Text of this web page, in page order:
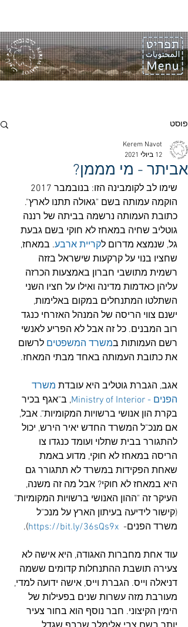
פוסט
אביתר - מי מממן?
Kerem Navot
12 ביולי 2021
הוקמה עמותה בשם "גאולה תתנו לארץ".
כתובת העמותה נרשמה בביתה של רננה
גוטליב שחיה במאחז לא חוקי בשם גבעת
גל, שנמצא מדרום לקריית ארבע. במאחז,
שחציו בנוי על קרקעות שישראל בזזה
רשמית מתושבי חברון באמצעות הכרזה
עליהן כאדמות מדינה ואילו על חציו השני
השתלטו המתנחלים במקום באלימות,
ישנם צווי הריסה של המנהל האזרחי כנגד
רוב המבנים. כל זה אבל לא הפריע לאנשי
רשם העמותות במשרד המשפטים לרשום
את כתובת העמותה באחד מבתי המאחז.
אגב, הגברת גוטליב היא עובדת משרד
הפנים - Ministry of Interior
, ב"אגף בכיר
בקרת הון אנושי ברשויות המקומיות". אבל,
אם מנכ"ל המשרד החדש יאיר הירש, יכול
להתגורר בבית שתלוי ועומד כנגדו צו
הריסה במאחז לא חוקי, מדוע באמת
שאחת הפקידות במשרד לא תתגורר גם
היא במאחז לא חוקי? אבל מה זה משנה,
העיקר זה "ההון האנושי ברשויות המקומיות"
(קישור לידיעה בעיתון הארץ על מנכ"ל
משרד הפנים- https://bit.ly/36sQs9x
).
עוד אחת מחברות האגודה, היא אישה לא
צעירה תושבת ההתנחלות קדומים ששמה
דניאלה וייס. הגברת וייס, אישה ידועה למדי,
מעורבת מזה עשרות שנים בפעילות של
הימין הקיצוני. חבר נוסף הוא בחור צעיר